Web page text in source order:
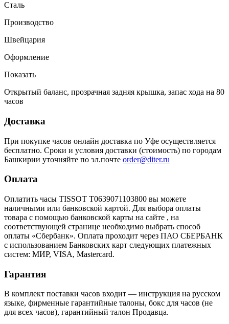
Сталь
Производство
Швейцария
Оформление
Показать
Открытый баланс, прозрачная задняя крышка, запас хода на 80
часов
Доставка
При покупке часов онлайн доставка по Уфе осуществляется
бесплатно. Сроки и условия доставки (стоимость) по городам
Башкирии уточняйте по эл.почте order@diter.ru
Оплата
Оплатить часы TISSOT T0639071103800 вы можете
наличными или банковской картой. Для выбора оплаты
товара с помощью банковской карты на сайте , на
соответствующей странице необходимо выбрать способ
оплаты «Сбербанк». Оплата проходит через ПАО СБЕРБАНК
с использованием Банковских карт следующих платежных
систем: МИР, VISA, Mastercard.
Гарантия
В комплект поставки часов входит — инструкция на русском
языке, фирменные гарантийные талоны, бокс для часов (не
для всех часов), гарантийный талон Продавца.